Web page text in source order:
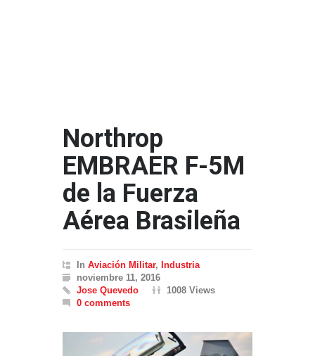
Northrop
EMBRAER F-5M
de la Fuerza
Aérea Brasileña
In Aviación Militar, Industria
noviembre 11, 2016
Jose Quevedo
1008 Views
0 comments